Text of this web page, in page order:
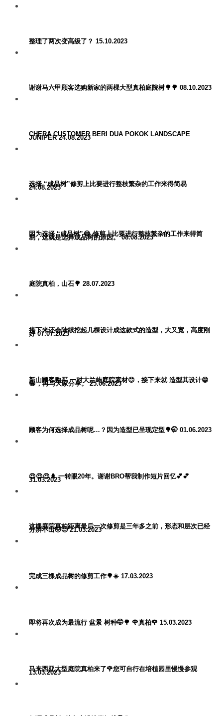
整理了两次变高级了？ 15.10.2023
谢谢马六甲顾客选购新家的两棵大型真柏庭院树🌳🌳 08.10.2023
CHERA CUSTOMER BERI DUA POKOK LANDSCAPE
JUNIPER 24.08.2023
选择 “成品树”修剪上比要进行整枝繁杂的工作来得简易
24.08.2023
因为选择 “成品树”😂 修剪上比要进行整枝繁杂的工作来得简
易，这就是选择成品树的原因。 08.08.2023
庭院真柏，山石🌳 28.07.2023
接下来还会陆续挖起几棵设计成这款式的造型，大又宽，高度刚
好 07.07.2023
新山顾客购买 一对大兰屿庭院素材😊，接下来就 造型其设计😁
😁，再与大家分享。 25.06.2023
顾客为何选择成品树呢…？因为造型已呈现定型🌳🤭 01.06.2023
😍😍😍🌲 一转眼20年。谢谢BRO帮我制作短片回忆💕💕
31.03.2023
这棵庭院真柏距离最后一次修剪是三年多之前，形态和层次已经
分辨不出🤣😓 21.03.2023
完成三棵成品树的修剪工作🌳☀️ 17.03.2023
即将再次成为最流行 盆景 树种🤭🌳 🌹真柏🌹 15.03.2023
马来西亚大型庭院真柏来了🌹您可自行在培植园里慢慢参观
13.03.2023